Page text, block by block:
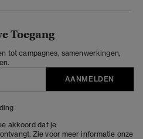
Toegang
tot campagnes, samenwerkingen,
AANMELDEN
akkoord dat je
Zie voor meer informatie onze